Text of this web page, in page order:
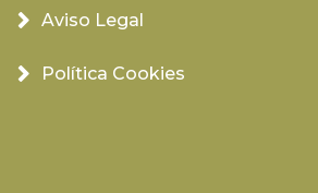
Aviso Legal
Política Cookies